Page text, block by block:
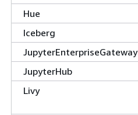
Hue
Iceberg
JupyterEnterpriseGateway
JupyterHub
Livy